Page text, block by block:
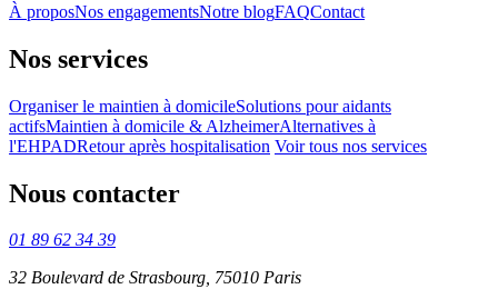
À proposNos engagementsNotre blogFAQContact
Nos services
Organiser le maintien à domicileSolutions pour aidants
actifsMaintien à domicile & AlzheimerAlternatives à
l'EHPADRetour après hospitalisation Voir tous nos services
Nous contacter
01 89 62 34 39
32 Boulevard de Strasbourg, 75010 Paris